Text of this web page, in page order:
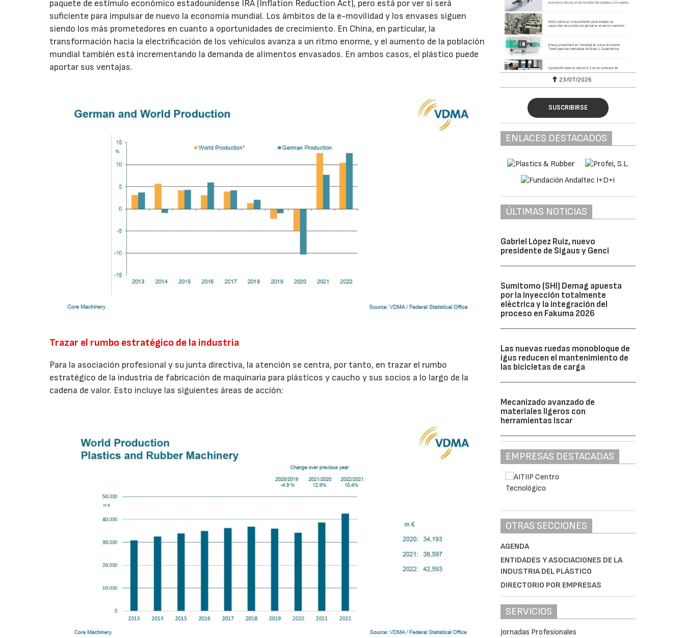
paquete de estímulo económico estadounidense IRA (Inflation Reduction Act), pero está por ver si será
suficiente para impulsar de nuevo la economía mundial. Los ámbitos de la e-movilidad y los envases siguen
siendo los más prometedores en cuanto a oportunidades de crecimiento. En China, en particular, la
transformación hacia la electrificación de los vehículos avanza a un ritmo enorme, y el aumento de la población
mundial también está incrementando la demanda de alimentos envasados. En ambos casos, el plástico puede
aportar sus ventajas.
Trazar el rumbo estratégico de la industria
Para la asociación profesional y su junta directiva, la atención se centra, por tanto, en trazar el rumbo
estratégico de la industria de fabricación de maquinaria para plásticos y caucho y sus socios a lo largo de la
cadena de valor. Esto incluye las siguientes áreas de acción:
23/07/2026
SUSCRIBIRSE
ENLACES DESTACADOS
ÚLTIMAS NOTICIAS
Gabriel López Ruiz, nuevo
presidente de Sigaus y Genci
Sumitomo (SHI) Demag apuesta
por la inyección totalmente
eléctrica y la integración del
proceso en Fakuma 2026
Las nuevas ruedas monobloque de
igus reducen el mantenimiento de
las bicicletas de carga
Mecanizado avanzado de
materiales ligeros con
herramientas Iscar
EMPRESAS DESTACADAS
OTRAS SECCIONES
AGENDA
ENTIDADES Y ASOCIACIONES DE LA
INDUSTRIA DEL PLÁSTICO
DIRECTORIO POR EMPRESAS
SERVICIOS
Jornadas Profesionales